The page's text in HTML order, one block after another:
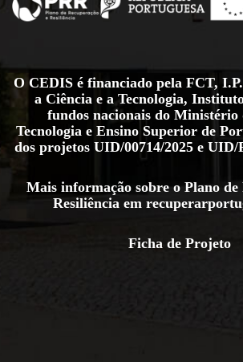
O CEDIS é financiado pela FCT,
a Ciência e a Tecnologia,
fundos nacionais do Ministério
Tecnologia e Ensino Superior de
dos projetos UID/00714/2025 e UID/
Mais informação sobre o Plano de
Resiliência em
Ficha de Projeto